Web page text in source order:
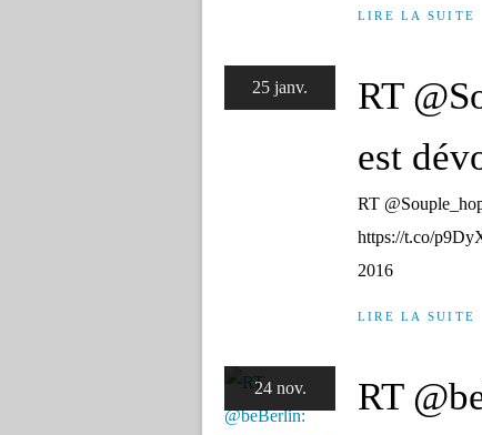
LIRE LA SUITE
25 janv.
RT
est
RT
https://t.co/
2016
LIRE LA SUITE
24 nov.
RT